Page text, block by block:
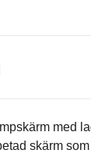
med
skärm